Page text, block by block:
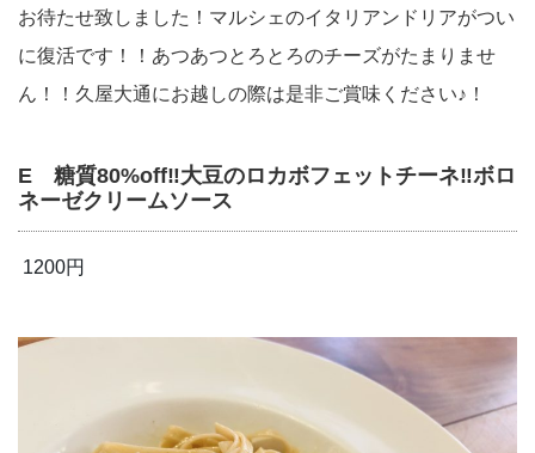
お待たせ致しました！マルシェのイタリアンドリアがつい
に復活です！！あつあつとろとろのチーズがたまりませ
ん！！久屋大通にお越しの際は是非ご賞味ください♪！
E 糖質80%off‼︎大豆のロカボフェットチーネ‼︎ボロ
ネーゼクリームソース
1200円